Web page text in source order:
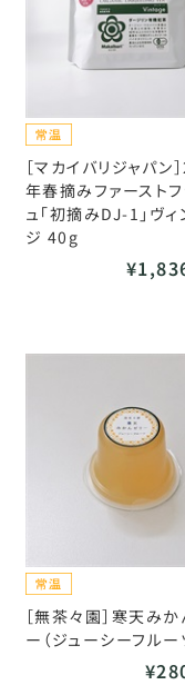
［マカイバリジャパン
年春摘みファースト
ュ「初摘みDJ-1」ヴィ
ジ 40g
［無茶々園］寒天みか
ー（ジューシーフルー